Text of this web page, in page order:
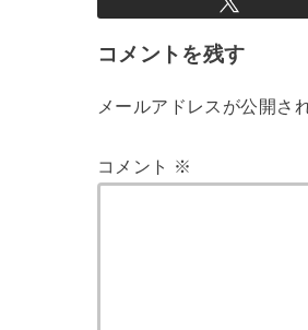
コメントを残す
メールアドレスが公開さ
コメント ※